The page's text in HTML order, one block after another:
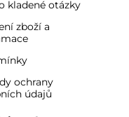
kladené otázky
zboží a
ochrany
údajů